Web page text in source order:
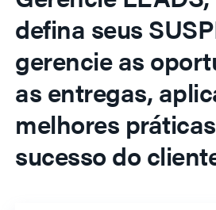
defina seus
gerencie as
as entregas,
melhores
sucesso do